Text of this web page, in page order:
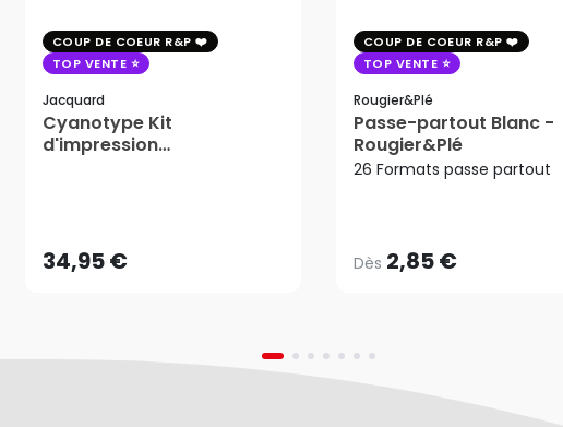
COUP DE COEUR R&P
TOP VENTE
Jacquard
Cyanotype Kit
d'impression
34,95 €AJOUTER AU PANIER
COUP DE COEUR R&P
TOP VENTE
Rougier&plé
Passe-partout Blanc -
Rougier&Plé
26 Formats passe partout
Dès 2,85 €
2,85 €